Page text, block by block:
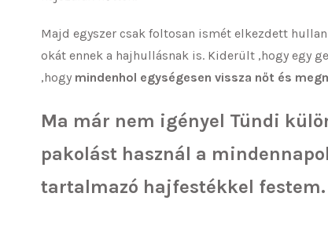
Majd egyszer csak foltosan ismét elkezdett
okát ennek a hajhullásnak is. Kiderült ,hogy egy
,hogy mindenhol egységesen vissza nőt és
Ma már nem igényel Tündi
pakolást használ a
tartalmazó hajfestékkel festem.